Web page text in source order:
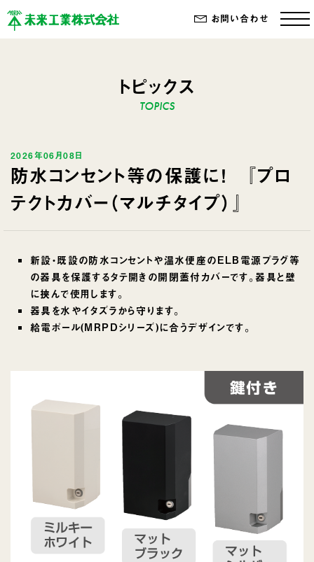
お問い合わせ
トピックス
2026年06月08日
防水コンセント等の保護に！ 『プロ
テクトカバー（マルチタイプ）』
新設・既設の防水コンセントや温水便座のELB電源プラグ等
の器具を保護するタテ開きの開閉蓋付カバーです。器具と壁
に挟んで使用します。
器具を水やイタズラから守ります。
給電ポール(MRPDシリーズ)に合うデザインです。